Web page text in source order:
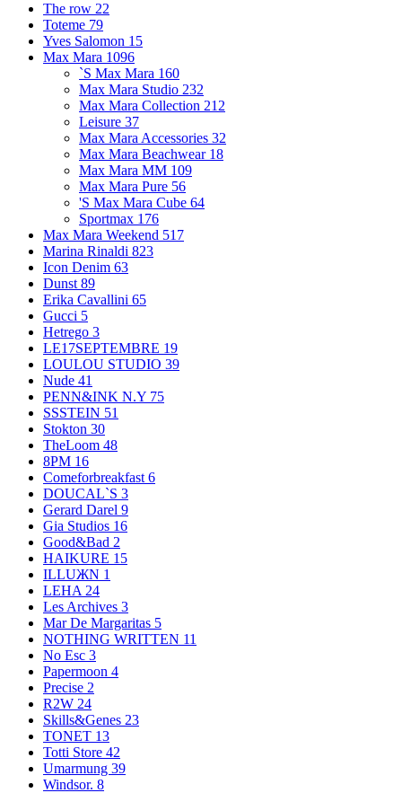
The row 22
Toteme 79
Yves Salomon 15
Max Mara 1096
`S Max Mara 160
Max Mara Studio 232
Max Mara Collection 212
Leisure 37
Max Mara Accessories 32
Max Mara Beachwear 18
Max Mara MM 109
Max Mara Pure 56
'S Max Mara Cube 64
Sportmax 176
Max Mara Weekend 517
Marina Rinaldi 823
Icon Denim 63
Dunst 89
Erika Cavallini 65
Gucci 5
Hetrego 3
LE17SEPTEMBRE 19
LOULOU STUDIO 39
Nude 41
PENN&INK N.Y 75
SSSTEIN 51
Stokton 30
TheLoom 48
8PM 16
Comeforbreakfast 6
DOUCAL`S 3
Gerard Darel 9
Gia Studios 16
Good&Bad 2
HAIKURE 15
ILLUЖN 1
LEHA 24
Les Archives 3
Mar De Margaritas 5
NOTHING WRITTEN 11
No Esc 3
Papermoon 4
Precise 2
R2W 24
Skills&Genes 23
TONET 13
Totti Store 42
Umarmung 39
Windsor. 8